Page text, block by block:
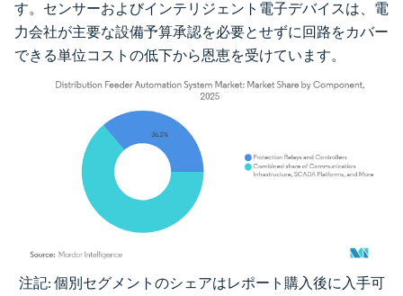
す。センサーおよびインテリジェント電子デバイスは、電
力会社が主要な設備予算承認を必要とせずに回路をカバー
できる単位コストの低下から恩恵を受けています。
画像 © Mordor Intelligence。再利用にはCC BY 4.0の表示が必要です。
注記: 個別セグメントのシェアはレポート購入後に入手可